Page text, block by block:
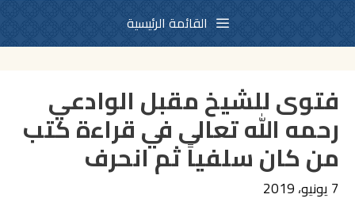
القائمة الرئيسية
فتوى للشيخ مقبل الوادعي
رحمه الله تعالى في قراءة كتب
من كان سلفياً ثم انحرف
7 يونيو، 2019